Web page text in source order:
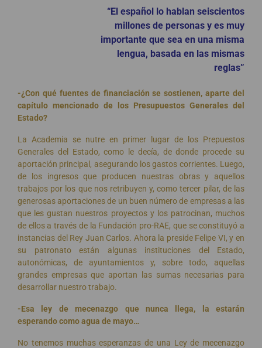
“El español lo hablan seiscientos
millones de personas y es muy
importante que sea en una misma
lengua, basada en las mismas
reglas”
-¿Con qué fuentes de financiación se sostienen, aparte del
capítulo mencionado de los Presupuestos Generales del
Estado?
La Academia se nutre en primer lugar de los Prepuestos
Generales del Estado, como le decía, de donde procede su
aportación principal, asegurando los gastos corrientes. Luego,
de los ingresos que producen nuestras obras y aquellos
trabajos por los que nos retribuyen y, como tercer pilar, de las
generosas aportaciones de un buen número de empresas a las
que les gustan nuestros proyectos y los patrocinan, muchos
de ellos a través de la Fundación pro-RAE, que se constituyó a
instancias del Rey Juan Carlos. Ahora la preside Felipe VI, y en
su patronato están algunas instituciones del Estado,
autonómicas, de ayuntamientos y, sobre todo, aquellas
grandes empresas que aportan las sumas necesarias para
desarrollar nuestro trabajo.
-Esa ley de mecenazgo que nunca llega, la estarán
esperando como agua de mayo…
No tenemos muchas esperanzas de una Ley de mecenazgo